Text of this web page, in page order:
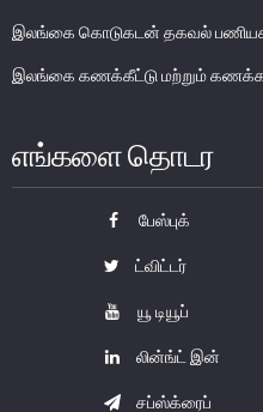
இலங்கை கொடுகடன் தகவல்
இலங்கை கணக்கீட்டு மற்றும்
எங்களை தொடர
பேஸ்புக்
ட்விட்டர்
யூ டியூப்
லின்ங்ட் இன்
சப்ஸ்க்ரைப்